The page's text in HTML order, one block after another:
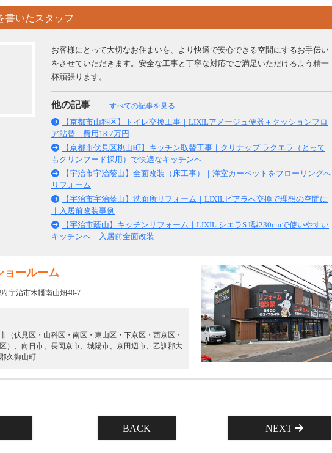
書いたスタッフ
お客様にとって大切なお住まいを、より快適で安心できる空間にするお手伝い
をさせていただきます。安全な工事と丁寧な対応でご満足いただけるよう精一
杯頑張ります。
他の記事 すべての記事を見る
【京都市山科区】トイレ交換工事｜LIXILアメージュ便器＋クッションフロ
ア貼替｜費用18.7万円
【京都市伏見区桃山町】キッチン取替工事｜クリナップ ラクエラ（とって
もクリンフード採用）で快適なキッチンへ｜
【宇治市宇治蔭山】全面改装（床工事）｜洋室カーペットをフローリングへ
リフォーム
【宇治市宇治蔭山】洗面所リフォーム｜LIXILピアラへ交換で理想の空間に
｜入居前改装事例
【宇治市蔭山】キッチンリフォーム｜LIXIL シエラS I型230cmで使いやすい
キッチンへ｜入居前全面改装
ョールーム
府宇治市木幡南山畑40-7
（伏見区・山科区・南区・東山区・下京区・西京区・
）、向日市、長岡京市、城陽市、京田辺市、乙訓郡大
久御山町
BACK NEXT